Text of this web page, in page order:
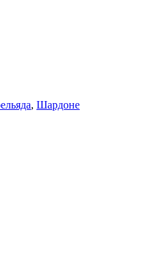
, Шардоне